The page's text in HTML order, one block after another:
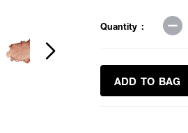
Quantity :
ADD TO BAG